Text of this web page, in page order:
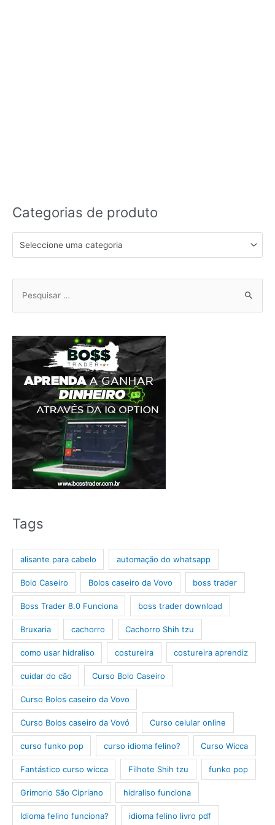
Categorias de produto
Seleccione uma categoria
Pesquisar
Tags
alisante para cabelo automação do whatsapp
Bolo Caseiro Bolos caseiro da Vovo boss trader
Boss Trader 8.0 Funciona boss trader download
Bruxaria cachorro Cachorro Shih tzu
como usar hidraliso costureira costureira aprendiz
cuidar do cão Curso Bolo Caseiro
Curso Bolos caseiro da Vovo
Curso Bolos caseiro da Vovó Curso celular online
curso funko pop curso idioma felino? Curso Wicca
Fantástico curso wicca Filhote Shih tzu funko pop
Grimorio São Cipriano hidraliso funciona
Idioma felino funciona? idioma felino livro pdf